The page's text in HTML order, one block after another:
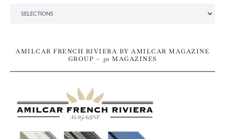
AMILCAR FRENCH RIVIERA BY AMILCAR MAGAZINE
GROUP – 30 MAGAZINES